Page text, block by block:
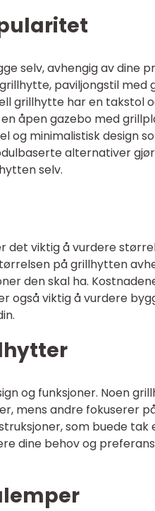
selv, avhengig av dine
paviljongstil med
grillhytte har en takstol
åpen gazebo med
og minimalistisk design
alternativer
selv.
det viktig å vurdere
på grillhytten
den skal ha.
også viktig å vurdere
og funksjoner. Noen
mens andre fokuserer
som buede tak
dine behov og